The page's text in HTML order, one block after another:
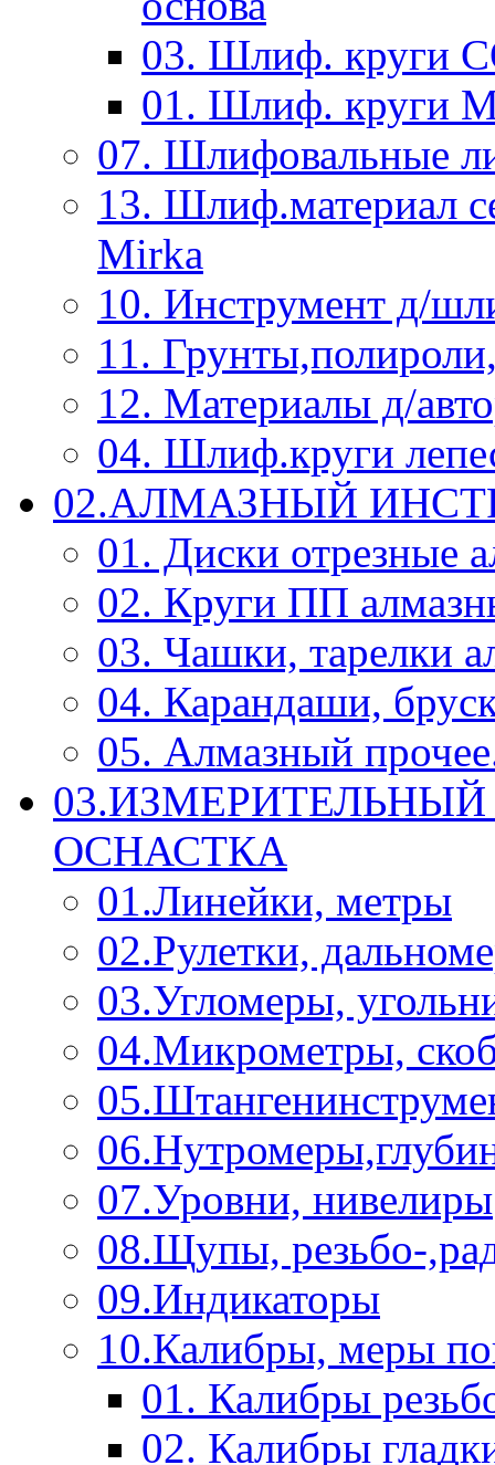
03. Шлиф. круги
01. Шлиф. круги
07. Шлифовальные
13. Шлиф.материал
Mirka
10. Инструмент д/
11.
12. Материалы д/
04. Шлиф.круги
02.АЛМАЗНЫЙ
01. Диски отрезные
02. Круги ПП
03. Чашки, тарелки
04. Карандаши,
05. Алмазный
ОСНАСТКА
01.Линейки, метры
02.Рулетки,
03.Угломеры,
04.Микрометры,
07.Уровни, нивелиры
08.Щупы, резьбо-
09.Индикаторы
10.Калибры, меры
01. Калибры
02. Калибры